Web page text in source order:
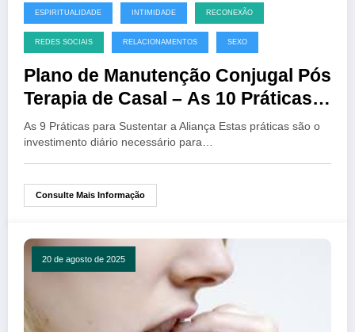
ESPIRITUALIDADE INTIMIDADE RECONEXÃO
REDES SOCIAIS RELACIONAMENTOS SEXO
Plano de Manutenção Conjugal Pós
Terapia de Casal – As 10 Práticas
para Sustentar a Aliança
As 9 Práticas para Sustentar a Aliança Estas práticas são o
investimento diário necessário para…
Consulte Mais Informação
20 de agosto de 2025